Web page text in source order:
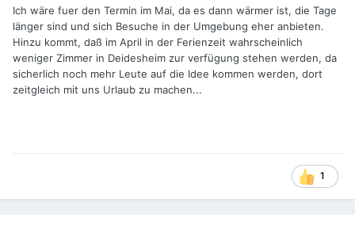
Ich wäre fuer den Termin im Mai, da es dann wärmer ist, die Tage
länger sind und sich Besuche in der Umgebung eher anbieten.
Hinzu kommt, daß im April in der Ferienzeit wahrscheinlich
weniger Zimmer in Deidesheim zur verfügung stehen werden, da
sicherlich noch mehr Leute auf die Idee kommen werden, dort
zeitgleich mit uns Urlaub zu machen...
1